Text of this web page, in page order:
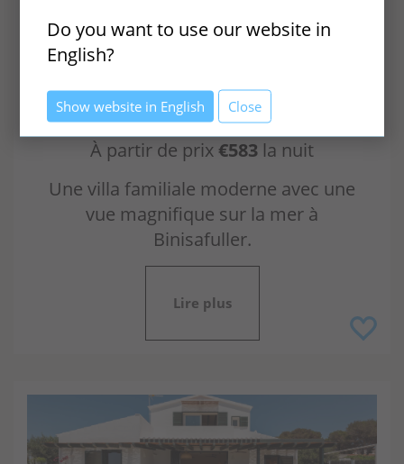
VN377
BINISAFULLER
Prestige
À partir de prix €583 la nuit
Une villa familiale moderne avec une
vue magnifique sur la mer à
Binisafuller.
Lire plus
Do you want to use our website in
English?
Show website in English Close